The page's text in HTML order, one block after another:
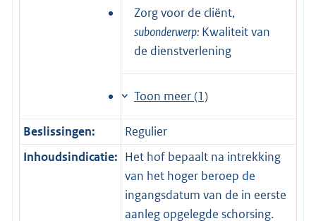
Zorg voor de cliënt,
subonderwerp: Kwaliteit van
de dienstverlening
Toon meer (1)
Beslissingen:
Regulier
Inhoudsindicatie: Het hof bepaalt na intrekking
van het hoger beroep de
ingangsdatum van de in eerste
aanleg opgelegde schorsing.